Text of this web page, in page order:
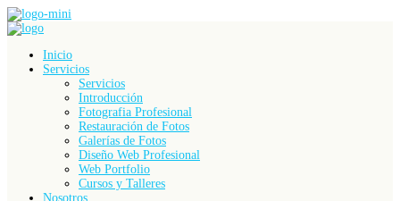
Inicio
Servicios
Servicios
Introducción
Fotografia Profesional
Restauración de Fotos
Galerías de Fotos
Diseño Web Profesional
Web Portfolio
Cursos y Talleres
Nosotros